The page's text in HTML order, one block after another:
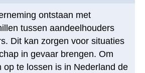
ontstaan met
tussen aandeelhouders
Dit kan zorgen voor situaties
in gevaar brengen. Om
op te lossen is in Nederland de